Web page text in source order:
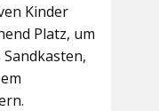
Kinder
Platz, um